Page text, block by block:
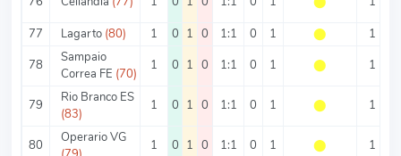
77
Lagarto (80) 1 0 1 0 1:1 0 1 ⬤ 1
78
Sampaio
Correa FE (70)
1 0 1 0 1:1 0 1 ⬤ 1
79
Rio Branco ES
(83)
1 0 1 0 1:1 0 1 ⬤ 1
80
Operario VG
1 0 1 0 1:1 0 1 ⬤ 1